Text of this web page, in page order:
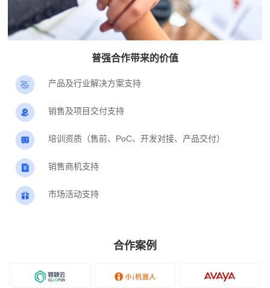
普强合作带来的价值
产品及行业解决方案支持
销售及项目交付支持
培训资质（售前、PoC、开发对接、产品交付）
销售商机支持
市场活动支持
合作案例